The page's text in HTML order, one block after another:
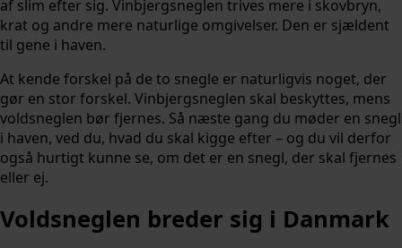
af slim efter sig. Vinbjergsneglen trives mere i skovbryn,
krat og andre mere naturlige omgivelser. Den er sjældent
til gene i haven.
At kende forskel på de to snegle er naturligvis noget, der
gør en stor forskel. Vinbjergsneglen skal beskyttes, mens
voldsneglen bør fjernes. Så næste gang du møder en snegl
i haven, ved du, hvad du skal kigge efter – og du vil derfor
også hurtigt kunne se, om det er en snegl, der skal fjernes
eller ej.
Voldsneglen breder sig i Danmark